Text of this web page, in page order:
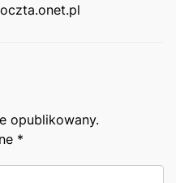
opublikowany.
*